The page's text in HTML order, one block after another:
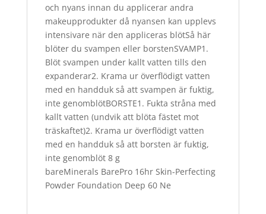
och nyans innan du applicerar andra
makeupprodukter då nyansen kan upplevs
intensivare när den appliceras blöt​Så här
blöter du svampen eller borstenSVAMP1.
Blöt svampen under kallt vatten tills den
expanderar​2. Krama ur överflödigt vatten
med en handduk så att svampen är fuktig,
inte genomblöt​BORSTE​1. Fukta stråna med
kallt vatten (undvik att blöta fästet mot
träskaftet)​2. Krama ur överflödigt vatten
med en handduk så att borsten är fuktig,
inte genomblöt ​8 g
bareMinerals BarePro 16hr Skin-Perfecting
Powder Foundation Deep 60 Ne